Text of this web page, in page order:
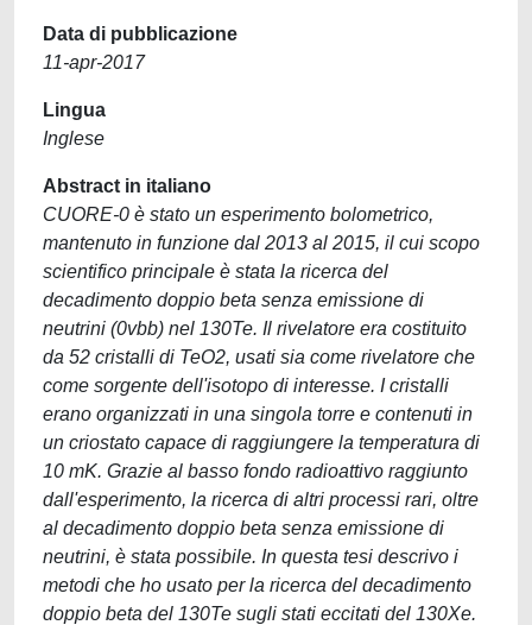
Data di pubblicazione
11-apr-2017
Lingua
Inglese
Abstract in italiano
CUORE-0 è stato un esperimento bolometrico,
mantenuto in funzione dal 2013 al 2015, il cui scopo
scientifico principale è stata la ricerca del
decadimento doppio beta senza emissione di
neutrini (0vbb) nel 130Te. Il rivelatore era costituito
da 52 cristalli di TeO2, usati sia come rivelatore che
come sorgente dell'isotopo di interesse. I cristalli
erano organizzati in una singola torre e contenuti in
un criostato capace di raggiungere la temperatura di
10 mK. Grazie al basso fondo radioattivo raggiunto
dall'esperimento, la ricerca di altri processi rari, oltre
al decadimento doppio beta senza emissione di
neutrini, è stata possibile. In questa tesi descrivo i
metodi che ho usato per la ricerca del decadimento
doppio beta del 130Te sugli stati eccitati del 130Xe.